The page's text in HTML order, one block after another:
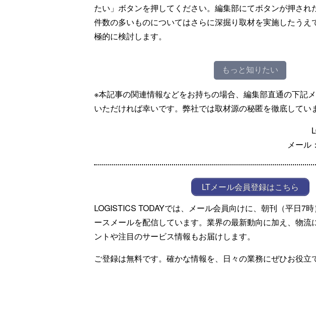
たい」ボタンを押してください。編集部にてボタンが押され
件数の多いものについてはさらに深掘り取材を実施したうえ
極的に検討します。
もっと知りたい
※本記事の関連情報などをお持ちの場合、編集部直通の下記
いただければ幸いです。弊社では取材源の秘匿を徹底してい
メール
LTメール会員登録はこちら
LOGISTICS TODAYでは、メール会員向けに、朝刊（平日7
ースメールを配信しています。業界の最新動向に加え、物流
ントや注目のサービス情報もお届けします。
ご登録は無料です。確かな情報を、日々の業務にぜひお役立